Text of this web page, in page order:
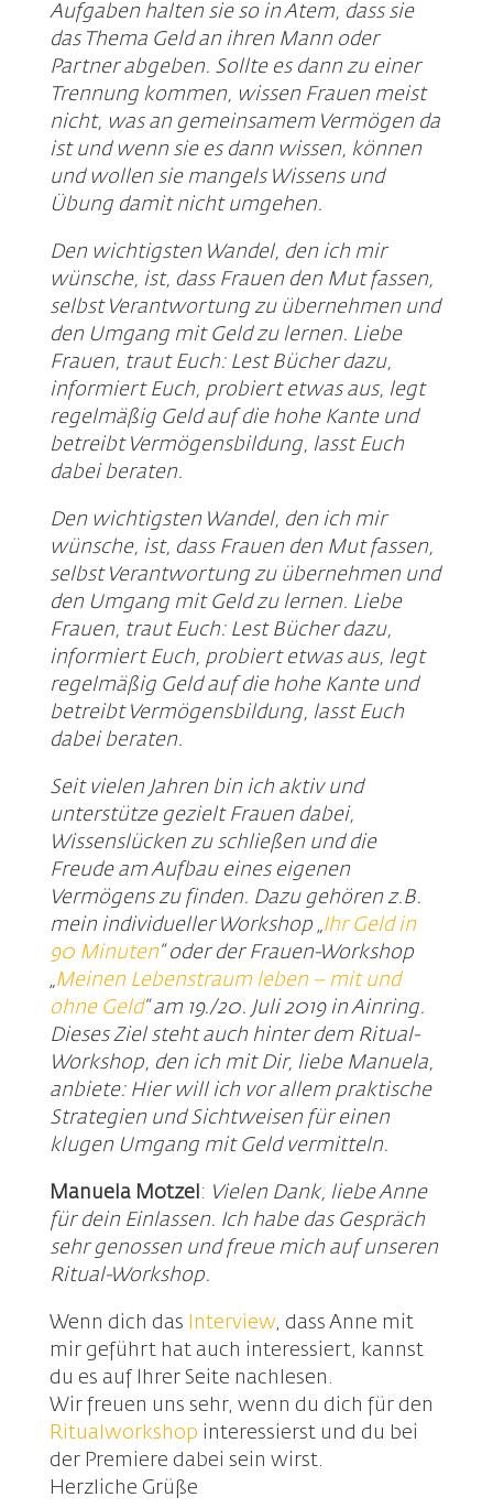
Aufgaben halten sie so in Atem, dass sie
das Thema Geld an ihren Mann oder
Partner abgeben. Sollte es dann zu einer
Trennung kommen, wissen Frauen meist
nicht, was an gemeinsamem Vermögen da
ist und wenn sie es dann wissen, können
und wollen sie mangels Wissens und
Übung damit nicht umgehen.
Den wichtigsten Wandel, den ich mir
wünsche, ist, dass Frauen den Mut fassen,
selbst Verantwortung zu übernehmen und
den Umgang mit Geld zu lernen. Liebe
Frauen, traut Euch: Lest Bücher dazu,
informiert Euch, probiert etwas aus, legt
regelmäßig Geld auf die hohe Kante und
betreibt Vermögensbildung, lasst Euch
dabei beraten.
Den wichtigsten Wandel, den ich mir
wünsche, ist, dass Frauen den Mut fassen,
selbst Verantwortung zu übernehmen und
den Umgang mit Geld zu lernen. Liebe
Frauen, traut Euch: Lest Bücher dazu,
informiert Euch, probiert etwas aus, legt
regelmäßig Geld auf die hohe Kante und
betreibt Vermögensbildung, lasst Euch
dabei beraten.
Seit vielen Jahren bin ich aktiv und
unterstütze gezielt Frauen dabei,
Wissenslücken zu schließen und die
Freude am Aufbau eines eigenen
Vermögens zu finden. Dazu gehören z.B.
mein individueller Workshop „Ihr Geld in
90 Minuten“ oder der Frauen-Workshop
„Meinen Lebenstraum leben – mit und
ohne Geld“ am 19./20. Juli 2019 in Ainring.
Dieses Ziel steht auch hinter dem Ritual-
Workshop, den ich mit Dir, liebe Manuela,
anbiete: Hier will ich vor allem praktische
Strategien und Sichtweisen für einen
klugen Umgang mit Geld vermitteln.
Manuela Motzel : Vielen Dank, liebe Anne
für dein Einlassen. Ich habe das Gespräch
sehr genossen und freue mich auf unseren
Ritual-Workshop.
Wenn dich das Interview, dass Anne mit
mir geführt hat auch interessiert, kannst
du es auf Ihrer Seite nachlesen.
Wir freuen uns sehr, wenn du dich für den
Ritualworkshop interessierst und du bei
der Premiere dabei sein wirst.
Herzliche Grüße